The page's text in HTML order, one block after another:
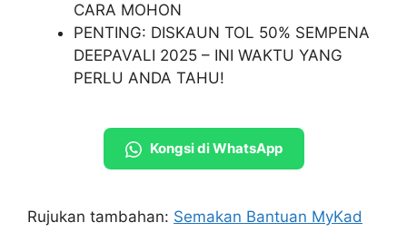
CARA MOHON
PENTING: DISKAUN TOL 50% SEMPENA
DEEPAVALI 2025 – INI WAKTU YANG
PERLU ANDA TAHU!
Kongsi di WhatsApp
Rujukan tambahan: Semakan Bantuan MyKad